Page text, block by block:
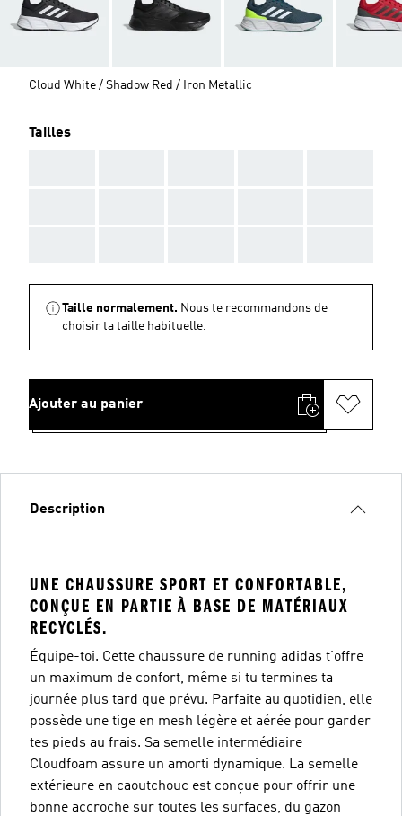
Cloud White / Shadow Red / Iron Metallic
Tailles
Taille normalement. Nous te recommandons de
choisir ta taille habituelle.
Ajouter au panier
Description
UNE CHAUSSURE SPORT ET CONFORTABLE,
CONÇUE EN PARTIE À BASE DE MATÉRIAUX
RECYCLÉS.
Équipe-toi. Cette chaussure de running adidas t'offre
un maximum de confort, même si tu termines ta
journée plus tard que prévu. Parfaite au quotidien, elle
possède une tige en mesh légère et aérée pour garder
tes pieds au frais. Sa semelle intermédiaire
Cloudfoam assure un amorti dynamique. La semelle
extérieure en caoutchouc est conçue pour offrir une
bonne accroche sur toutes les surfaces, du gazon